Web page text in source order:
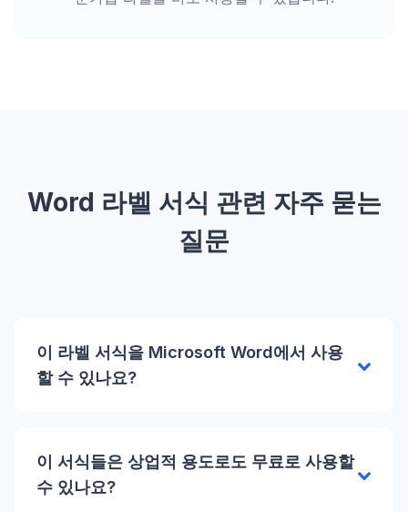
Word 라벨 서식 관련 자주 묻는
질문
이 라벨 서식을 Microsoft Word에서 사용
할 수 있나요?
이 서식들은 상업적 용도로도 무료로 사용할
수 있나요?